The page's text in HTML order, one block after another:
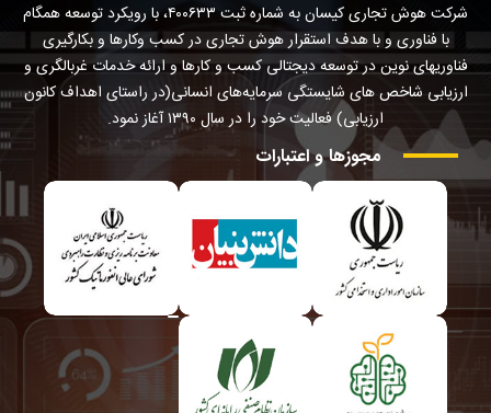
شرکت هوش تجاری کیسان به شماره ثبت ۴۰۰۶۳۳، با رویکرد توسعه همگام
با فناوری و با هدف استقرار هوش تجاری در کسب وکارها و بکارگیری
فناوریهای نوین در توسعه دیجتالی کسب و کارها و ارائه خدمات غربالگری و
ارزیابی شاخص های شایستگی سرمایه‌های انسانی(در راستای اهداف کانون
ارزیابی) فعالیت خود را در سال ۱۳۹۰ آغاز نمود.
مجوزها و اعتبارات